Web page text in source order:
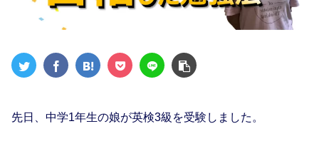
先日、中学1年生の娘が英検3級を受験しました。